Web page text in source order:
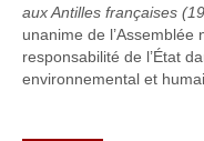
aux Antilles françaises
unanime de
responsabilité de l’État
environnemental et